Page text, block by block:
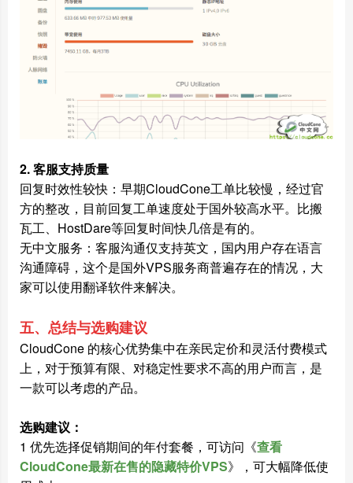
2. 客服支持质量
回复时效性较快：早期CloudCone工单比较慢，经过官
方的整改，目前回复工单速度处于国外较高水平。比搬
瓦工、HostDare等回复时间快几倍是有的。
无中文服务：客服沟通仅支持英文，国内用户存在语言
沟通障碍，这个是国外VPS服务商普遍存在的情况，大
家可以使用翻译软件来解决。
五、总结与选购建议
CloudCone 的核心优势集中在亲民定价和灵活付费模式
上，对于预算有限、对稳定性要求不高的用户而言，是
一款可以考虑的产品。
选购建议：
1 优先选择促销期间的年付套餐，可访问《查看
CloudCone最新在售的隐藏特价VPS》，可大幅降低使